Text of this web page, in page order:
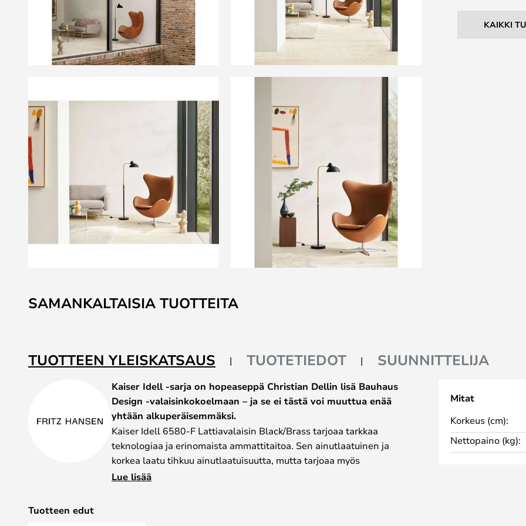
to
the
the
images
KAIKKI
SAMANKALTAISIA TUOTTEITA
TUOTTEEN YLEISKATSAUS TUOTETIEDOT SUUNNITTELIJA
Kaiser Idell -sarja on hopeaseppä Christian Dellin lisä Bauhaus
Design -valaisinkokoelmaan – ja se ei tästä voi muuttua enää
yhtään alkuperäisemmäksi.
Kaiser Idell 6580-F Lattiavalaisin Black/Brass tarjoaa tarkkaa
teknologiaa ja erinomaista ammattitaitoa. Sen ainutlaatuinen ja
korkea laatu tihkuu ainutlaatuisuutta, mutta tarjoaa myös
veistoksellista laatua ja tiukan puhdasta muotoilua.
Lue lisää
Tuotteen edut
Mitat
Korkeus (cm):
Nettopaino (kg):